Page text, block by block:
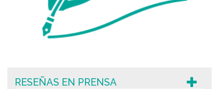
RESEÑAS EN PRENSA